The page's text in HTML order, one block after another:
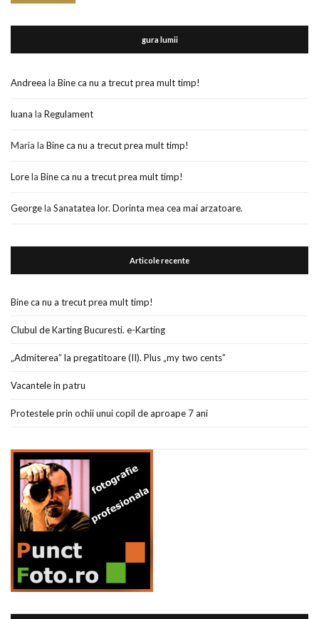
gura lumii
Andreea la Bine ca nu a trecut prea mult timp!
luana la Regulament
Maria la Bine ca nu a trecut prea mult timp!
Lorela Bine ca nu a trecut prea mult timp!
Georgela Sanatatea lor. Dorinta mea cea mai arzatoare.
Articole recente
Bine ca nu a trecut prea mult timp!
Clubul de Karting Bucuresti. e-Karting
„Admiterea” la pregatitoare (II). Plus „my two cents”
Vacantele in patru
Protestele prin ochii unui copil de aproape 7 ani